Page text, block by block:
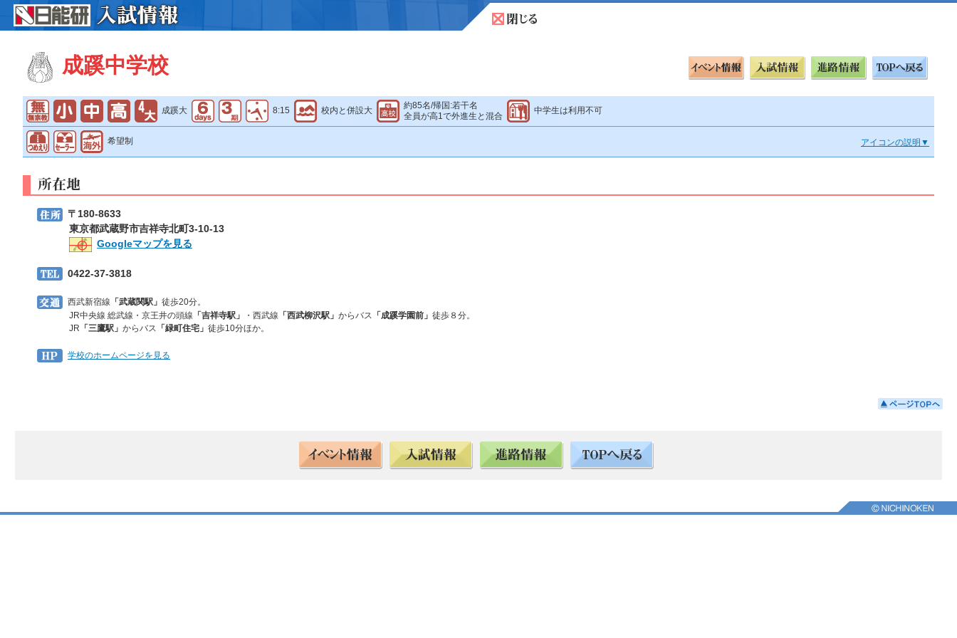
成蹊中学校
成蹊大 8:15 校内と併設大
約85名/帰国:若干名
全員が高1で外進生と混合
中学生は利用不可
希望制 アイコンの説明▼
〒180-8633
東京都武蔵野市吉祥寺北町3-10-13
Googleマップを見る
0422-37-3818
西武新宿線 「武蔵関駅」 徒歩20分。
JR中央線 総武線・京王井の頭線 「吉祥寺駅」 ・西武線 「西武柳沢駅」 からバス 「成蹊学園前」 徒歩８分。
JR 「三鷹駅」 からバス 「緑町住宅」 徒歩10分ほか。
学校のホームページを見る